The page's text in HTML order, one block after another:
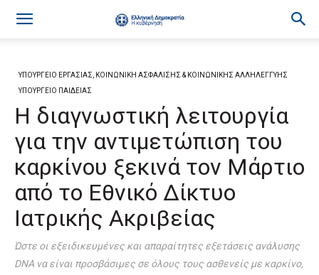
ΥΠΟΥΡΓΕΙΟ ΕΡΓΑΣΙΑΣ, ΚΟΙΝΩΝΙΚΗ ΑΣΦΑΛΙΣΗΣ & ΚΟΙΝΩΝΙΚΗΣ ΑΛΛΗΛΕΓΓΥΗΣ
ΥΠΟΥΡΓΕΙΟ ΠΑΙΔΕΙΑΣ
Η διαγνωστική λειτουργία
για την αντιμετώπιση του
καρκίνου ξεκινά τον Μάρτιο
από το Εθνικό Δίκτυο
Ιατρικής Ακριβείας
Ώστε οι εξειδικευμένες και απαραίτητες εξετάσεις ανάλυσης
DNA να είναι προσβάσιμες σε όλους τους ασθενείς με καρκίνο,